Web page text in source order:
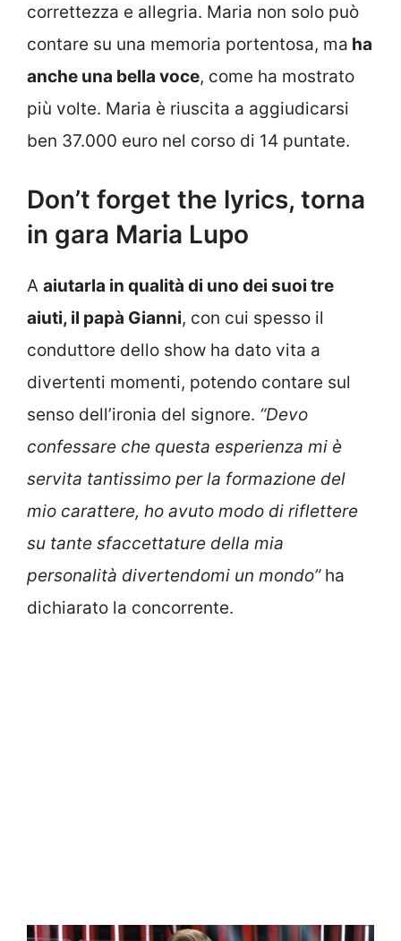
correttezza e allegria. Maria non solo può
contare su una memoria portentosa, ma ha
anche una bella voce, come ha mostrato
più volte. Maria è riuscita a aggiudicarsi
ben 37.000 euro nel corso di 14 puntate.
Don’t forget the lyrics, torna
in gara Maria Lupo
A aiutarla in qualità di uno dei suoi tre
aiuti, il papà Gianni, con cui spesso il
conduttore dello show ha dato vita a
divertenti momenti, potendo contare sul
senso dell’ironia del signore. “Devo
confessare che questa esperienza mi è
servita tantissimo per la formazione del
mio carattere, ho avuto modo di riflettere
su tante sfaccettature della mia
personalità divertendomi un mondo”ha
dichiarato la concorrente.